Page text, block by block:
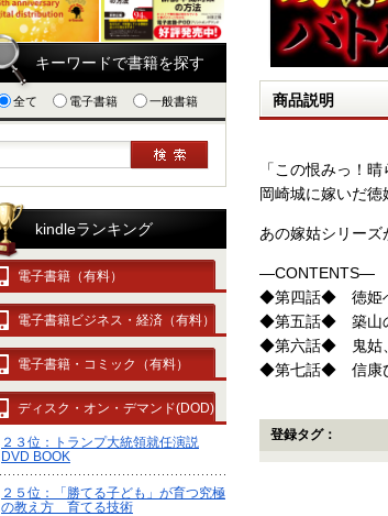
商品説明
「この恨みっ！
岡崎城に嫁いだ
あの嫁姑シリーズ
―CONTENTS―
◆第四話◆ 徳姫
◆第五話◆ 築山
◆第六話◆ 鬼姑
◆第七話◆ 信康
登録タグ：
キーワードで書籍を探す
全て 電子書籍 一般書籍
kindleランキング
電子書籍（有料）
電子書籍ビジネス・経済（有料）
電子書籍・コミック（有料）
ディスク・オン・デマンド(DOD)
２３位：トランプ大統領就任演説
DVD BOOK
２５位：「勝てる子ども」が育つ究極
の教え方 育てる技術